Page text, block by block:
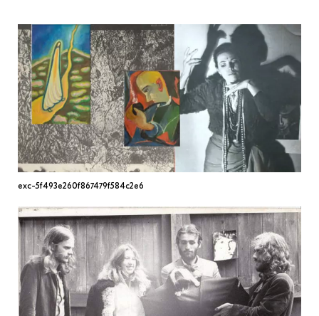
THE UKRAINIAN PAVILION AT VENICE BIENNALE
2022
МАРІУПОЛЬСЬКІ МАРГІНАЛІЇ
ДОСЛІДНИЦЬКА ПЛАТФОРМА
ЗАПАЛЕННЯ
exc-5f493e260f867479f584c2e6